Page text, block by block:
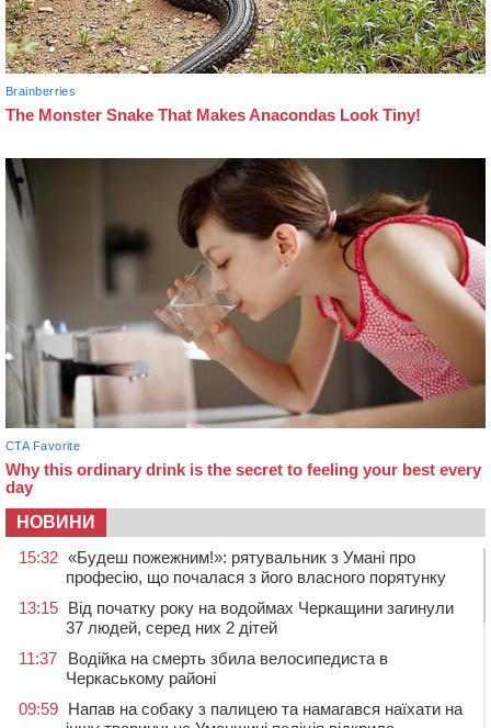
НОВИНИ
15:32 «Будеш пожежним!»: рятувальник з Умані про
професію, що почалася з його власного порятунку
13:15 Від початку року на водоймах Черкащини загинули
37 людей, серед них 2 дітей
11:37
Водійка на смерть збила велосипедиста в
Черкаському районі
09:59 Напав на собаку з палицею та намагався наїхати на